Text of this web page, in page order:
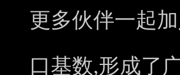
更多伙伴一起
口基数,形成了